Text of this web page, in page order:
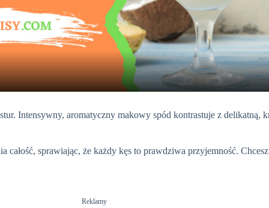
a
y
V
i
d
Intensywny, aromatyczny makowy spód kontrastuje z delikatną,
całość, sprawiając, że każdy kęs to prawdziwa przyjemność.
Reklamy